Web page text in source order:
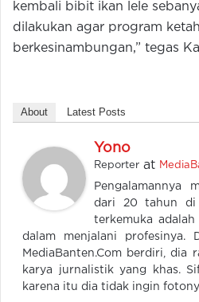
kembali bibit ikan lele
dilakukan agar program
berkesinambungan,” tegas
About Latest Posts
Yono
Reporter at
Pengalamannya
dari 20 tahun di
terkemuka
dalam menjalani profesinya.
MediaBanten.Com berdiri, dia
karya jurnalistik yang khas.
karena itu dia tidak ingin